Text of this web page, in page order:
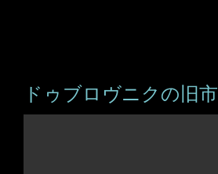
ドゥブロヴニクの旧